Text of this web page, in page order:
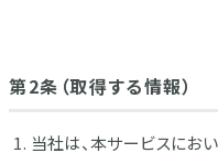
第2条（取得する情報）
当社は、本サービスにお